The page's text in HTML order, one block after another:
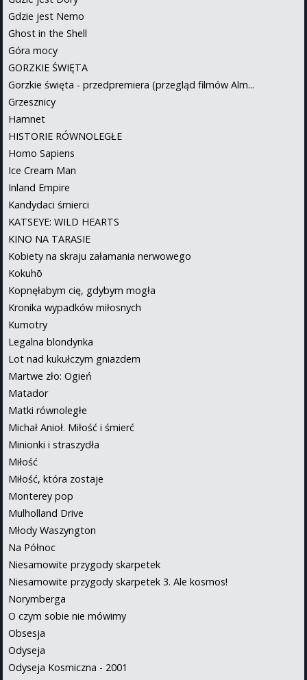
Gdzie jest Nemo
Ghost in the Shell
Góra mocy
GORZKIE ŚWIĘTA
Gorzkie święta - przedpremiera (przegląd filmów Alm...
Grzesznicy
Hamnet
HISTORIE RÓWNOLEGŁE
Homo Sapiens
Ice Cream Man
Inland Empire
Kandydaci śmierci
KATSEYE: WILD HEARTS
KINO NA TARASIE
Kobiety na skraju załamania nerwowego
Kokuhō
Kopnęłabym cię, gdybym mogła
Kronika wypadków miłosnych
Kumotry
Legalna blondynka
Lot nad kukułczym gniazdem
Martwe zło: Ogień
Matador
Matki równoległe
Michał Anioł. Miłość i śmierć
Minionki i straszydła
Miłość
Miłość, która zostaje
Monterey pop
Mulholland Drive
Młody Waszyngton
Na Północ
Niesamowite przygody skarpetek
Niesamowite przygody skarpetek 3. Ale kosmos!
Norymberga
O czym sobie nie mówimy
Obsesja
Odyseja
Odyseja Kosmiczna - 2001